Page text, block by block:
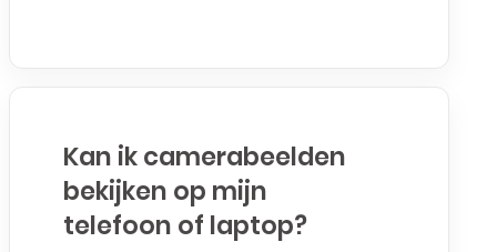
Kan ik camerabeelden
bekijken op mijn
telefoon of laptop?